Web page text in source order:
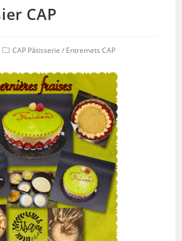
CAP
CAP Pâtisserie / Entremets CAP